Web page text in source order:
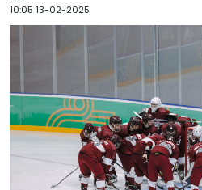
10:05 13-02-2025